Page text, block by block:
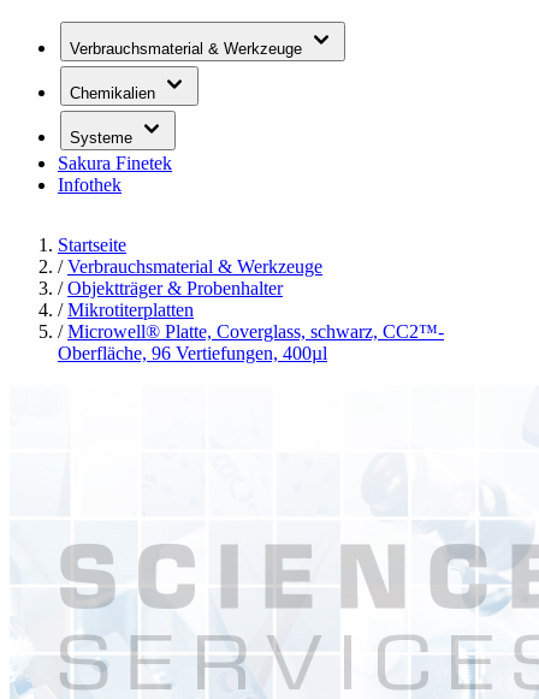
Verbrauchsmaterial & Werkzeuge
Chemikalien
Systeme
Sakura Finetek
Infothek
Startseite
/ Verbrauchsmaterial & Werkzeuge
/ Objektträger & Probenhalter
/ Mikrotiterplatten
/ Microwell® Platte, Coverglass, schwarz, CC2™-
Oberfläche, 96 Vertiefungen, 400µl